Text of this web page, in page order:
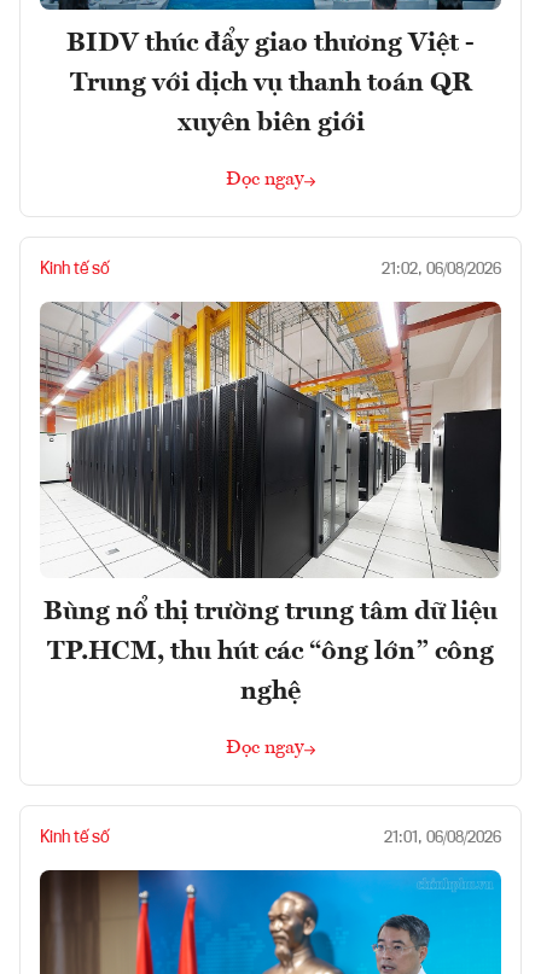
BIDV thúc đẩy giao thương Việt -
Trung với dịch vụ thanh toán QR
xuyên biên giới
Đọc ngay
Kinh tế số 21:02, 06/08/2026
Bùng nổ thị trường trung tâm dữ liệu
TP.HCM, thu hút các “ông lớn” công
nghệ
Đọc ngay
Kinh tế số 21:01, 06/08/2026